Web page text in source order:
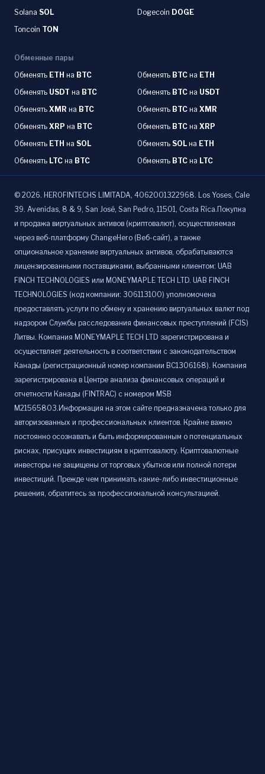
Solana SOL Dogecoin DOGE
Toncoin TON
Обменные пары
Обменять ETH на BTC Обменять BTC на ETH
Обменять USDT на BTC Обменять BTC на USDT
Обменять XMR на BTC Обменять BTC на XMR
Обменять XRP на BTC Обменять BTC на XRP
Обменять ETH на SOL Обменять SOL на ETH
Обменять LTC на BTC Обменять BTC на LTC
© 2026. HEROFINTECHS LIMITADA, 4062001322968. Los Yoses, Cale
39. Avenidas, 8 & 9, San José, San Pedro, 11501, Costa Rica.Покупка
и продажа виртуальных активов (криптовалют), осуществляемая
через веб-платформу ChangeHero (Веб-сайт), а также
опциональное хранение виртуальных активов, обрабатываются
лицензированными поставщиками, выбранными клиентом: UAB
FINCH TECHNOLOGIES или MONEYMAPLE TECH LTD. UAB FINCH
TECHNOLOGIES (код компании: 306113100) уполномочена
предоставлять услуги по обмену и хранению виртуальных валют под
надзором Службы расследования финансовых преступлений (FCIS)
Литвы. Компания MONEYMAPLE TECH LTD зарегистрирована и
осуществляет деятельность в соответствии с законодательством
Канады (регистрационный номер компании BC1306168). Компания
зарегистрирована в Центре анализа финансовых операций и
отчетности Канады (FINTRAC) с номером MSB
M21565803.Информация на этом сайте предназначена только для
авторизованных и профессиональных клиентов. Крайне важно
постоянно осознавать и быть информированным о потенциальных
рисках, присущих инвестициям в криптовалюту. Криптовалютные
инвесторы не защищены от торговых убытков или полной потери
инвестиций. Прежде чем принимать какие-либо инвестиционные
решения, обратитесь за профессиональной консультацией.